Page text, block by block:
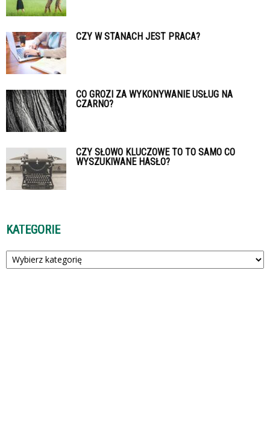
CZY W STANACH JEST PRACA?
CO GROZI ZA WYKONYWANIE USŁUG NA
CZARNO?
CZY SŁOWO KLUCZOWE TO TO SAMO CO
WYSZUKIWANE HASŁO?
KATEGORIE
Kategorie